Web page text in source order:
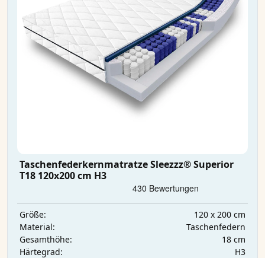
Taschenfederkernmatratze Sleezzz® Superior
T18 120x200 cm H3
Größe:
120 x 200 cm
Material:
Taschenfedern
Gesamthöhe:
18 cm
Härtegrad:
H3